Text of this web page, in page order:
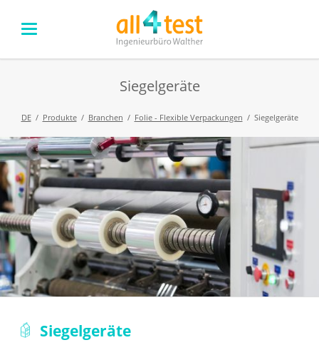
Siegelgeräte
DE Produkte Branchen Folie - Flexible Verpackungen Siegelgeräte
Navigation
überspringen
Siegelgeräte